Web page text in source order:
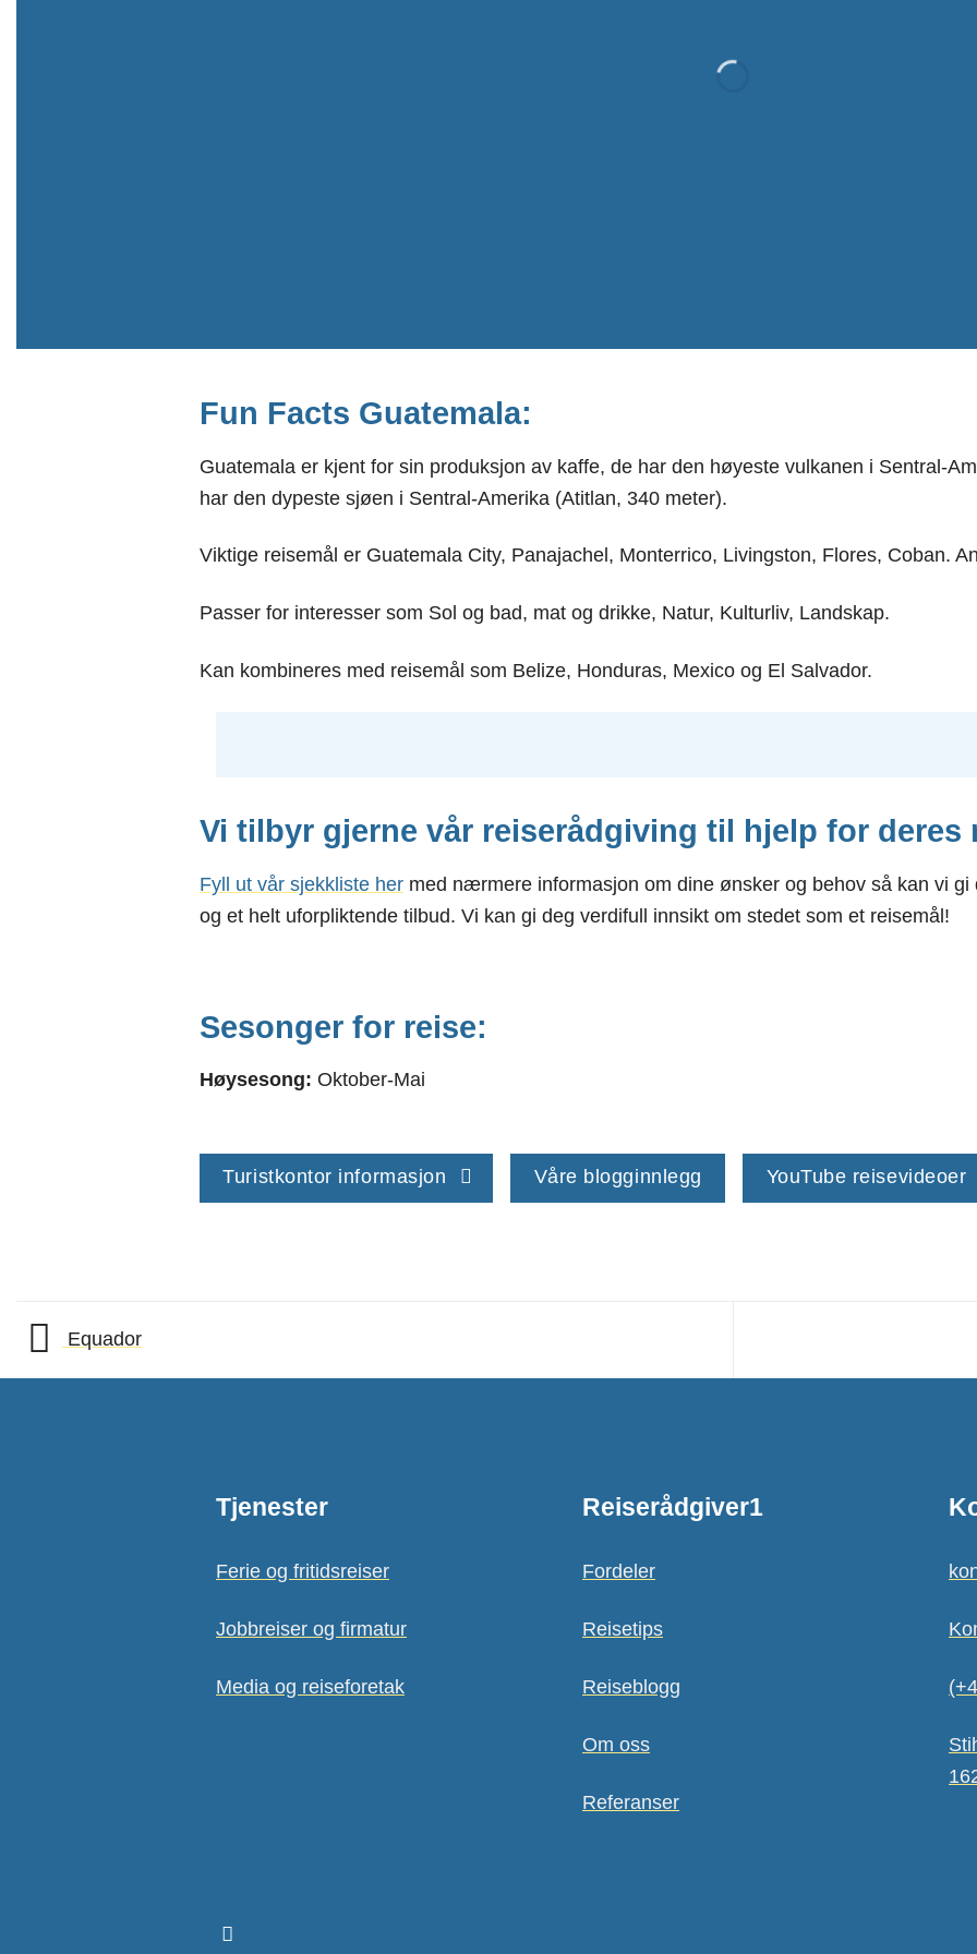
Fun Facts Guatemala:
Guatemala er kjent for sin produksjon av kaffe, de har den høyeste vulkanen i Sentral-
har den dypeste sjøen i Sentral-Amerika (Atitlan, 340 meter).
Viktige reisemål er Guatemala City, Panajachel, Monterrico, Livingston, Flores, Coban.
Passer for interesser som Sol og bad, mat og drikke, Natur, Kulturliv, Landskap.
Kan kombineres med reisemål som Belize, Honduras, Mexico og El Salvador.
Vi tilbyr gjerne vår reiserådgiving til hjelp for deres
Fyll ut vår sjekkliste her med nærmere informasjon om dine ønsker og behov så kan vi gi
og et helt uforpliktende tilbud. Vi kan gi deg verdifull innsikt om stedet som et reisemål!
Sesonger for reise:
Høysesong: Oktober-Mai
Turistkontor informasjon Våre blogginnlegg YouTube reisevideoer
Equador
Tjenester
Ferie og fritidsreiser
Jobbreiser og firmatur
Media og reiseforetak
Reiserådgiver1
Fordeler
Reisetips
Reiseblogg
Om oss
Referanser